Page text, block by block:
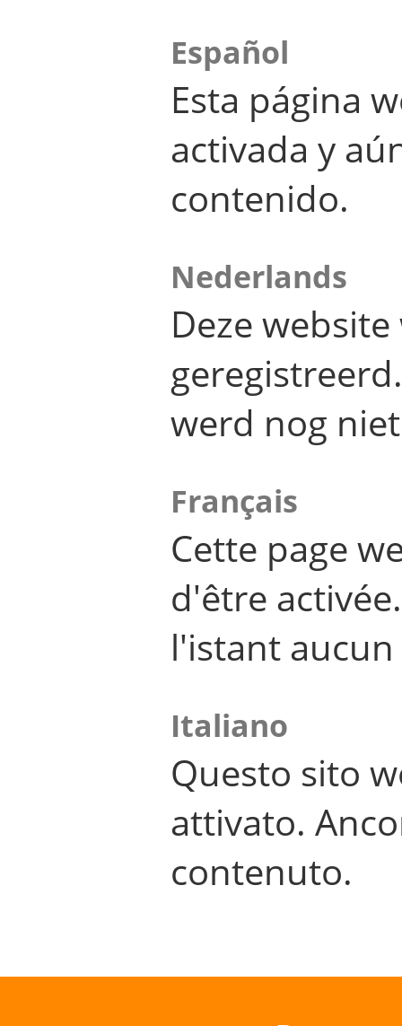
Español
Esta página
activada y
contenido.
Nederlands
Deze
werd nog
Français
Cette page
d'être
l'istant
Italiano
Questo sito
attivato.
contenuto.